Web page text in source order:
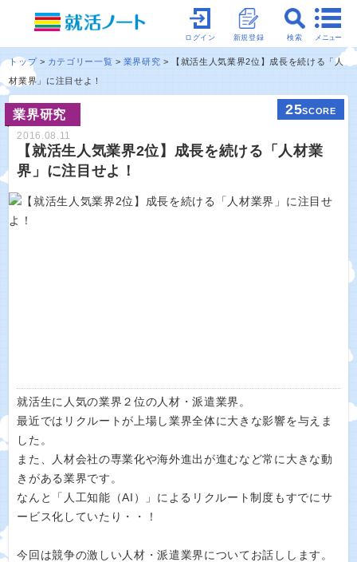
メニュー
検索
新規登録
ログイン
トップ カテゴリー一覧 業界研究
【就活生人気業界2位】成長を続ける「人
材業界」に注目せよ！
業界研究 25SCORE
2016.08.11
【就活生人気業界2位】成長を続ける「人材業
界」に注目せよ！
就活生に人気の業界２位の人材・派遣業界。
最近ではリクルートが上場し業界全体に大きな影響を与えま
した。
また、人材会社の専業化や海外進出が進むなど常に大きな動
きがある業界です。
なんと「人工知能（AI）」によるリクルート制度もすでにサ
ービス化していたり・・！
今回は競争の激しい人材・派遣業界についてお話しします。